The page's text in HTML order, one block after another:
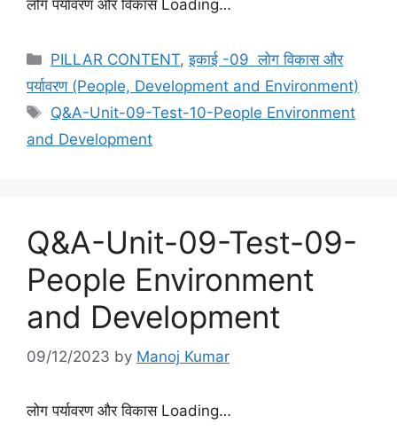
लोग पर्यावरण और विकास Loading…
Categories
PILLAR CONTENT,इकाई -09 लोग विकास और
पर्यावरण (People, Development and Environment)
Tags
Q&A-Unit-09-Test-10-People Environment
and Development
Q&A-Unit-09-Test-09-
People Environment
and Development
09/12/2023 by Manoj Kumar
लोग पर्यावरण और विकास Loading…